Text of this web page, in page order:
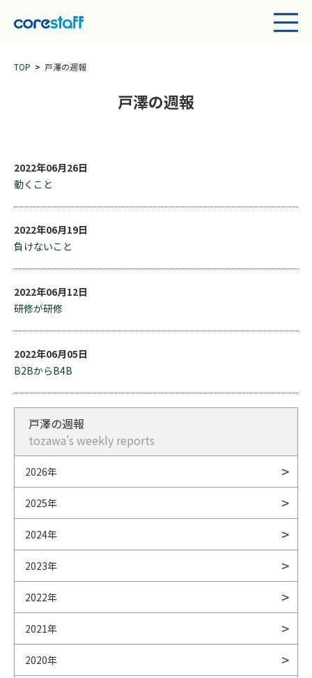
TOP 戸澤の週報
戸澤の週報
2022年06月26日
動くこと
2022年06月19日
負けないこと
2022年06月12日
研修が研修
2022年06月05日
B2BからB4B
戸澤の週報
tozawa's weekly reports
2026年
2025年
2024年
2023年
2022年
2021年
2020年